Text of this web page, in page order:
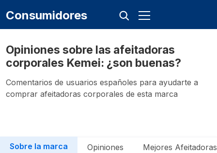
Consumidores
Opiniones sobre las afeitadoras
corporales Kemei: ¿son buenas?
Comentarios de usuarios españoles para ayudarte a
comprar afeitadoras corporales de esta marca
Sobre la marca Opiniones Mejores